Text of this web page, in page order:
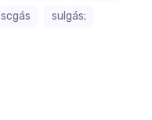
scgás
sulgás;